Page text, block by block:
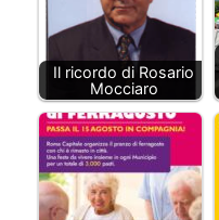
Il ricordo di Rosario
Mocciaro